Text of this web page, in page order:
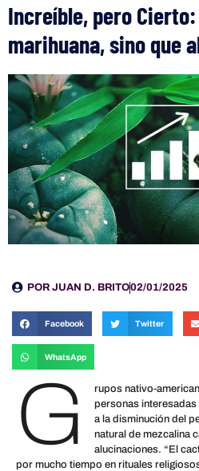
Increíble, pero
marihuana, sino que
POR JUAN D. BRITO02/01/2025
Facebook Twitter
WhatsApp
G
rupos nativo-
personas
a la disminución del
natural de mezcalina
alucinaciones. “El
por mucho tiempo en rituales